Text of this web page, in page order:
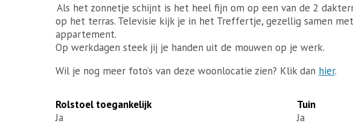
Als het zonnetje schijnt is het heel fijn om op een van de 2
op het terras. Televisie kijk je in het Treffertje, gezellig samen
appartement.
Op werkdagen steek jij je handen uit de mouwen op je werk.
Wil je nog meer foto’s van deze woonlocatie zien? Klik dan hier.
Rolstoel toegankelijk
Ja
Tuin
Ja